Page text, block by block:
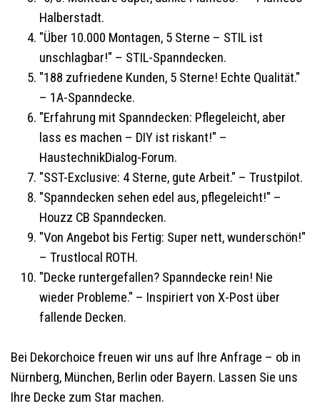
Halberstadt.
"Über 10.000 Montagen, 5 Sterne – STIL ist
unschlagbar!" – STIL-Spanndecken.
"188 zufriedene Kunden, 5 Sterne! Echte Qualität."
– 1A-Spanndecke.
"Erfahrung mit Spanndecken: Pflegeleicht, aber
lass es machen – DIY ist riskant!" –
HaustechnikDialog-Forum.
"SST-Exclusive: 4 Sterne, gute Arbeit." – Trustpilot.
"Spanndecken sehen edel aus, pflegeleicht!" –
Houzz CB Spanndecken.
"Von Angebot bis Fertig: Super nett, wunderschön!"
– Trustlocal ROTH.
"Decke runtergefallen? Spanndecke rein! Nie
wieder Probleme." – Inspiriert von X-Post über
fallende Decken.
Bei Dekorchoice freuen wir uns auf Ihre Anfrage – ob in
Nürnberg, München, Berlin oder Bayern. Lassen Sie uns
Ihre Decke zum Star machen.